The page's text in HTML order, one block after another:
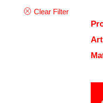
Clear Filter